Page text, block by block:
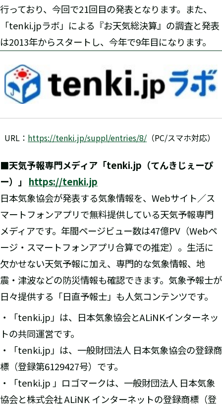
行っており、今回で21回目の発表となります。また、
「tenki.jpラボ」による『お天気総決算』の調査と発表
は2013年からスタートし、今年で9年目になります。
URL： https://tenki.jp/suppl/entries/8/ （PC/スマホ対応）
■天気予報専門メディア「tenki.jp（てんきじぇーぴ
ー）」 https://tenki.jp
日本気象協会が発表する気象情報を、Webサイト／ス
マートフォンアプリで無料提供している天気予報専門
メディアです。年間ページビュー数は47億PV（Webペ
ージ・スマートフォンアプリ合算での推定）。生活に
欠かせない天気予報に加え、専門的な気象情報、地
震・津波などの防災情報も確認できます。気象予報士が
日々提供する「日直予報士」も人気コンテンツです。
・「tenki.jp」は、日本気象協会とALiNKインターネッ
トの共同運営です。
・「tenki.jp」は、一般財団法人 日本気象協会の登録商
標（登録第6129427号）です。
・「tenki.jp 」ロゴマークは、一般財団法人 日本気象
協会と株式会社 ALiNK インターネットの登録商標（登